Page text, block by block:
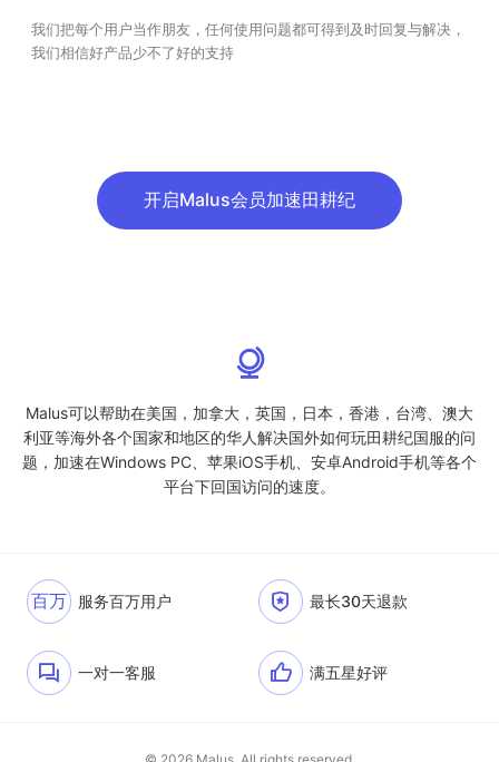
我们把每个用户当作朋友，任何使用问题都可得到及时回复与解决，
我们相信好产品少不了好的支持
开启Malus会员加速田耕纪
Malus可以帮助在美国，加拿大，英国，日本，香港，台湾、澳大
利亚等海外各个国家和地区的华人解决国外如何玩田耕纪国服的问
题，加速在Windows PC、苹果iOS手机、安卓Android手机等各个
平台下回国访问的速度。
百万 服务百万用户 最长30天退款
一对一客服 满五星好评